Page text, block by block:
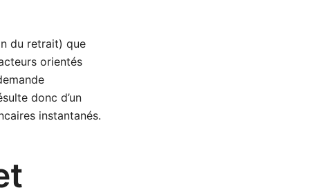
du retrait) que
orientés
donc d’un
instantanés.